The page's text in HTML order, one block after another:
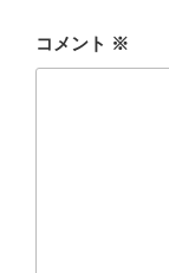
コメント ※